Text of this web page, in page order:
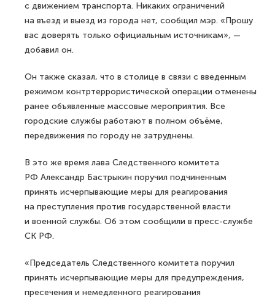
с движением транспорта. Никаких ограничений
на въезд и выезд из города нет, сообщил мэр. «Прошу
вас доверять только официальным источникам», —
добавил он.
Он также сказал, что в столице в связи с введенным
режимом контртеррористической операции отменены
ранее объявленные массовые мероприятия. Все
городские службы работают в полном объёме,
передвижения по городу не затруднены.
В это же время лава Следственного комитета
РФ Александр Бастрыкин поручил подчиненным
принять исчерпывающие меры для реагирования
на преступления против государственной власти
и военной службы. Об этом сообщили в пресс-службе
СК РФ.
«Председатель Следственного комитета поручил
принять исчерпывающие меры для предупреждения,
пресечения и немедленного реагирования